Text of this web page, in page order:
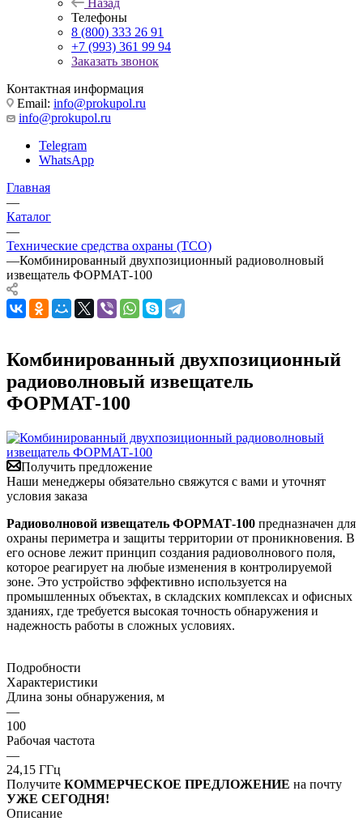
Назад
Телефоны
8 (800) 333 26 91
+7 (993) 361 99 94
Заказать звонок
Контактная информация
Email: info@prokupol.ru
info@prokupol.ru
Telegram
WhatsApp
Главная
—
Каталог
—
Технические средства охраны (ТСО)
—Комбинированный двухпозиционный радиоволновый
извещатель ФОРМАТ-100
Комбинированный двухпозиционный
радиоволновый извещатель
ФОРМАТ-100
Получить предложение
Наши менеджеры обязательно свяжутся с вами и уточнят
условия заказа
Радиоволновой извещатель ФОРМАТ-100 предназначен для
охраны периметра и защиты территории от проникновения. В
его основе лежит принцип создания радиоволнового поля,
которое реагирует на любые изменения в контролируемой
зоне. Это устройство эффективно используется на
промышленных объектах, в складских комплексах и офисных
зданиях, где требуется высокая точность обнаружения и
надежность работы в сложных условиях.
Подробности
Характеристики
Длина зоны обнаружения, м
—
100
Рабочая частота
—
24,15 ГГц
Получите КОММЕРЧЕСКОЕ ПРЕДЛОЖЕНИЕ на почту
УЖЕ СЕГОДНЯ!
Описание